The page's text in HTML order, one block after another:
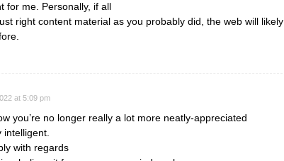
for me. Personally, if all
right content material as you probably did, the web will likely
at 5:09 pm
you’re no longer really a lot more neatly-appreciated
intelligent.
with regards